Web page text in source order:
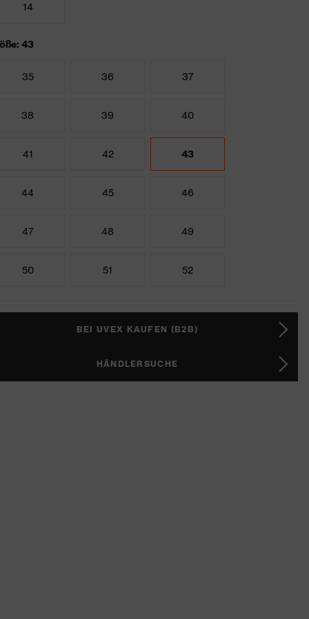
14
43
35 36 37
38 39 40
41 42 43
44 45 46
47 48 49
50 51 52
BEI UVEX KAUFEN (B2B)
HÄNDLERSUCHE